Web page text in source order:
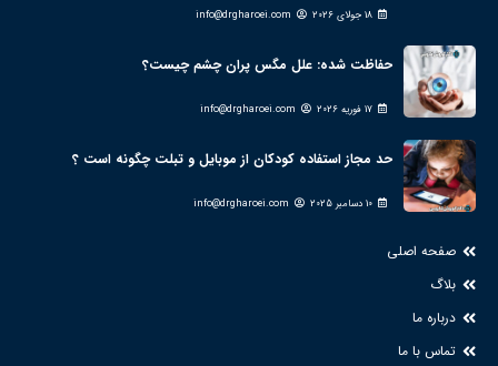
18 جولای 2026 info@drgharoei.com
حفاظت شده: علل مگس پران چشم چیست؟
17 فوریه 2026 info@drgharoei.com
حد مجاز استفاده کودکان از موبایل و تبلت چگونه است ؟
10 دسامبر 2025 info@drgharoei.com
صفحه اصلی
بلاگ
درباره ما
تماس با ما